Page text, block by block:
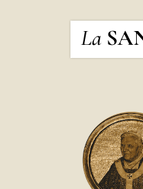
La